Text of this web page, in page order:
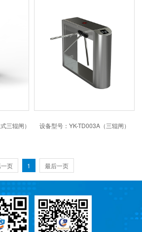
三辊闸） 设备型号：YK-TD003A（三辊闸）
页 1 最后一页